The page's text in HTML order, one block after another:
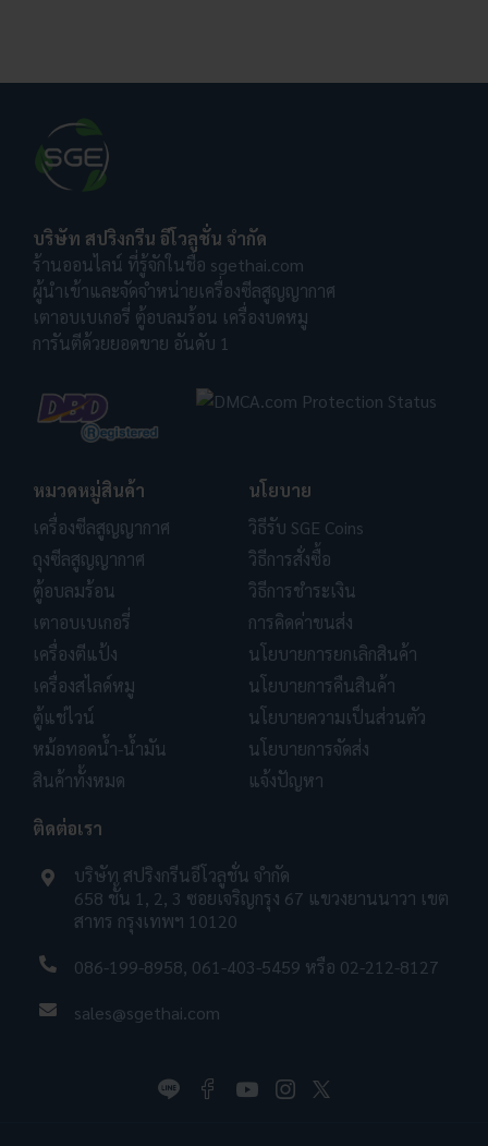
บริษัท สปริงกรีน อีโวลูชั่น จำกัด
ร้านออนไลน์ ที่รู้จักในชื่อ sgethai.com
ผู้นำเข้าและจัดจำหน่ายเครื่องซีลสูญญากาศ
เตาอบเบเกอรี่ ตู้อบลมร้อน เครื่องบดหมู
การันตีด้วยยอดขาย อันดับ 1
หมวดหมู่สินค้า
เครื่องซีลสูญญากาศ
ถุงซีลสูญญากาศ
ตู้อบลมร้อน
เตาอบเบเกอรี่
เครื่องตีแป้ง
เครื่องสไลด์หมู
ตู้แช่ไวน์
หม้อทอดน้ำ-น้ำมัน
สินค้าทั้งหมด
นโยบาย
วิธีรับ SGE Coins
วิธีการสั่งซื้อ
วิธีการชำระเงิน
การคิดค่าขนส่ง
นโยบายการยกเลิกสินค้า
นโยบายการคืนสินค้า
นโยบายความเป็นส่วนตัว
นโยบายการจัดส่ง
แจ้งปัญหา
ติดต่อเรา
บริษัท สปริงกรีนอีโวลูชั่น จำกัด
658 ชั้น 1, 2, 3 ซอยเจริญกรุง 67 แขวงยานนาวา เขต
สาทร กรุงเทพฯ 10120
086-199-8958, 061-403-5459 หรือ 02-212-8127
sales@sgethai.com